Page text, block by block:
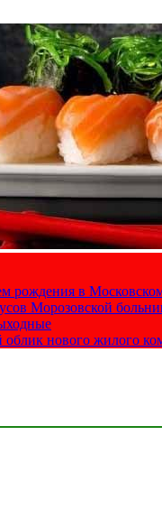
рождения в
Морозовской
нового жилого